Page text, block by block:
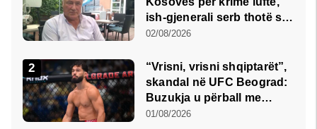
ish-gjenerali serb thotë se
dikush e tradhtoi në
02/08/2026
“Vrisni, vrisni shqiptarët”,
skandal në UFC Beograd:
Buzukja u përball me
thirrje anti-shqiptare nga
01/08/2026